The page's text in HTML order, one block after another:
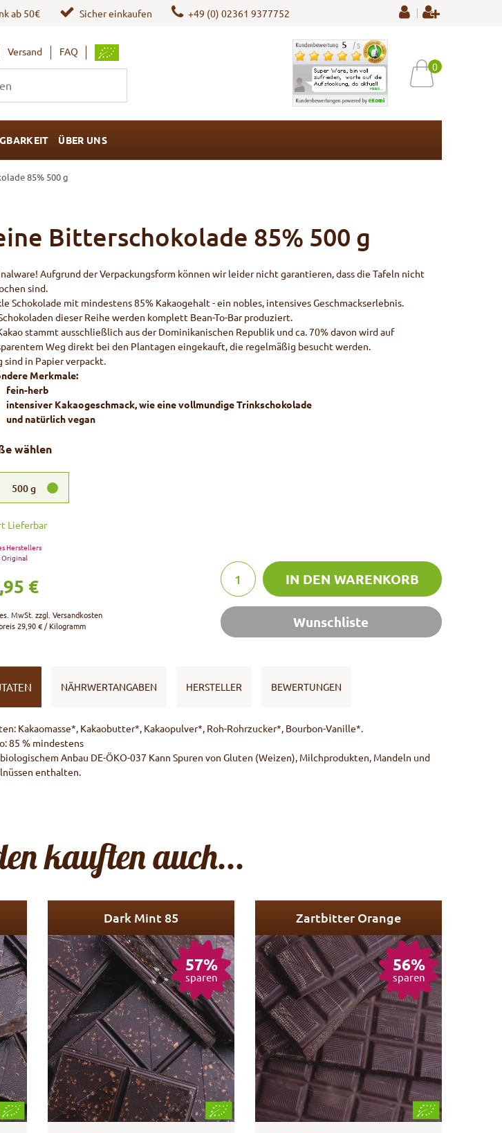
ab 50€ Sicher einkaufen +49 (0) 02361 9377752
0
ÜBER UNS
Versand FAQ
85% 500 g
Bitterschokolade 85% 500 g
Aufgrund der Verpackungsform können wir leider nicht garantieren, dass die Tafeln nicht
sind.
Schokolade mit mindestens 85% Kakaogehalt - ein nobles, intensives Geschmackserlebnis.
dieser Reihe werden komplett Bean-To-Bar produziert.
stammt ausschließlich aus der Dominikanischen Republik und ca. 70% davon wird auf
Weg direkt bei den Plantagen eingekauft, die regelmäßig besucht werden.
sind in Papier verpackt.
Merkmale:
fein-herb
intensiver Kakaogeschmack, wie eine vollmundige Trinkschokolade
und natürlich vegan
wählen
500g
Lieferbar
Herstellers
Original
€
MwSt. zzgl. Versandkosten
29,90 € / Kilogramm
IN DEN WARENKORB
Wunschliste
NÄHRWERTANGABEN HERSTELLER BEWERTUNGEN
Kakaomasse*, Kakaobutter*, Kakaopulver*, Roh-Rohrzucker*, Bourbon-Vanille*.
85 % mindestens
Anbau DE-ÖKO-037 Kann Spuren von Gluten (Weizen), Milchprodukten, Mandeln und
enthalten.
kauften auch...
Dark Mint 85
57%
sparen
Zartbitter Orange
56%
sparen